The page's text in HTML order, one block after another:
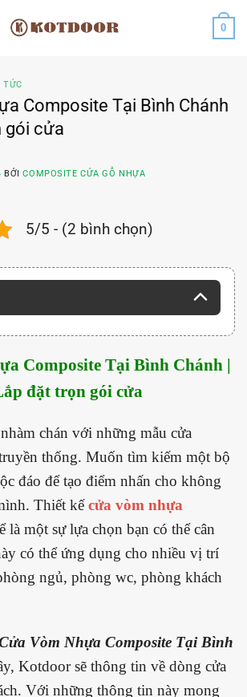
0
TỨC
Composite Tại Bình Chánh
gói cửa
BỞICOMPOSITE CỬA GỖ NHỰA
5/5 - (2 bình chọn)
Composite Tại Bình Chánh |
đặt trọn gói cửa
chán với những mẫu cửa
thống. Muốn tìm kiếm một bộ
đáo để tạo điểm nhấn cho không
Thiết kếcửa vòm nhựa
là một sự lựa chọn bạn có thể cân
có thể ứng dụng cho nhiều vị trí
ngủ, phòng wc, phòng khách
Vòm Nhựa Composite Tại Bình
Kotdoor sẽ thông tin về dòng cửa
Với những thông tin này mong